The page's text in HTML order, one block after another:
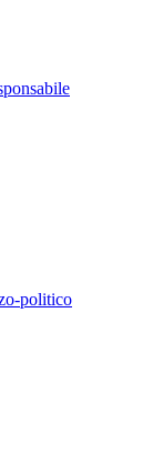
politico